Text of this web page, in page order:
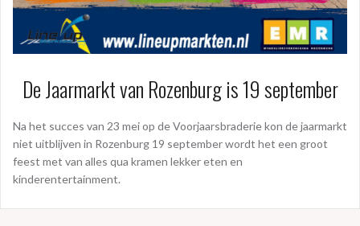
De Jaarmarkt van Rozenburg is 19 september
Na het succes van 23 mei op de Voorjaarsbraderie kon de jaarmarkt
niet uitblijven in Rozenburg 19 september wordt het een groot
feest met van alles qua kramen lekker eten en
kinderentertainment.